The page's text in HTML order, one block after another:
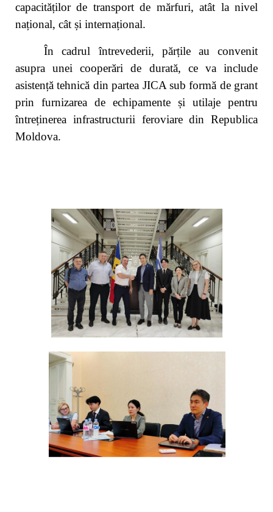
capacităților de transport de mărfuri, atât la nivel
național, cât și internațional.
În cadrul întrevederii, părțile au convenit
asupra unei cooperări de durată, ce va include
asistență tehnică din partea JICA sub formă de grant
prin furnizarea de echipamente și utilaje pentru
întreținerea infrastructurii feroviare din Republica
Moldova.